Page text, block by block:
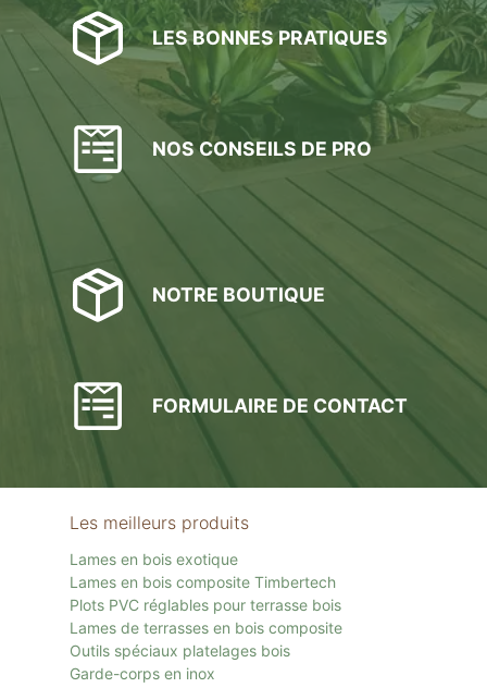
LES BONNES PRATIQUES
NOS CONSEILS DE PRO
NOTRE BOUTIQUE
FORMULAIRE DE CONTACT
Les meilleurs produits
Lames en bois exotique
Lames en bois composite Timbertech
Plots PVC réglables pour terrasse bois
Lames de terrasses en bois composite
Outils spéciaux platelages bois
Garde-corps en inox